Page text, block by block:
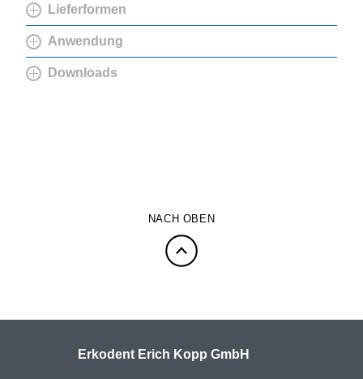
Lieferformen
Anwendung
Downloads
NACH OBEN
Erkodent Erich Kopp GmbH